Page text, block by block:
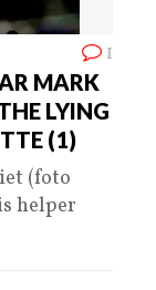
1
MARK
LYING
(1)
(foto
helper